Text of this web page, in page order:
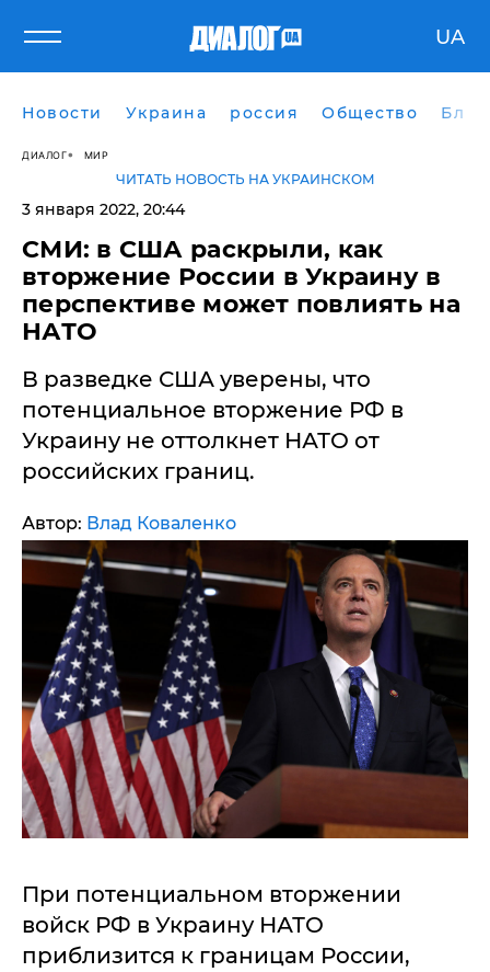
UA
Новости Украина россия Общество
ДИАЛОГ МИР
ЧИТАТЬ НОВОСТЬ НА УКРАИНСКОМ
3 января 2022, 20:44
СМИ: в США раскрыли, как
вторжение России в Украину в
перспективе может повлиять на
НАТО
В разведке США уверены, что
потенциальное вторжение РФ в
Украину не оттолкнет НАТО от
российских границ.
Автор: Влад Коваленко
При потенциальном вторжении
войск РФ в Украину НАТО
приблизится к границам России,